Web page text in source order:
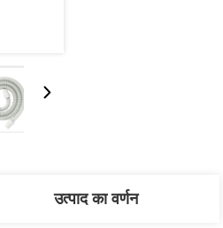
उत्पाद का वर्णन